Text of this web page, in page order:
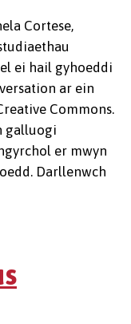
Cortese,
ei hail gyhoeddi
ar ein
Commons.
galluogi
er mwyn
Darllenwch